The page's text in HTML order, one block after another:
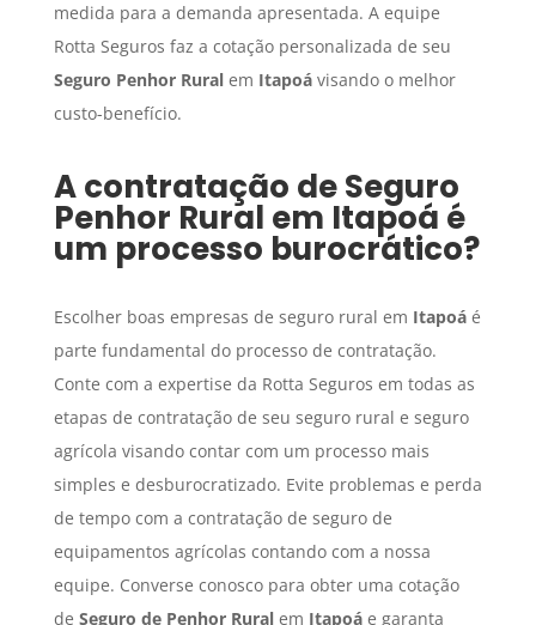
medida para a demanda apresentada. A equipe
Rotta Seguros faz a cotação personalizada de seu
Seguro Penhor Ruralem Itapoávisando o melhor
custo-benefício.
A contratação deSeguro
Penhor Rural em Itapoá é
um processo burocrático?
Escolher boas empresas de seguro rural em Itapoáé
parte fundamental do processo de contratação.
Conte com a expertise da Rotta Seguros em todas as
etapas de contratação de seu seguro rural e seguro
agrícola visando contar com um processo mais
simples e desburocratizado. Evite problemas e perda
de tempo com a contratação de seguro de
equipamentos agrícolas contando com a nossa
equipe. Converse conosco para obter uma cotação
de Seguro de Penhor Ruralem Itapoáe garanta